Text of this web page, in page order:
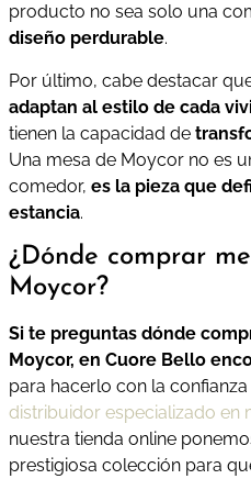
producto no sea solo una
diseño perdurable.
Por último, cabe destacar
adaptan al estilo de cada
tienen la capacidad de
Una mesa de Moycor no es
comedor, es la pieza que
estancia.
¿Dónde comprar
Moycor?
Si te preguntas dónde
Moycor, en Cuore Bello
para hacerlo con la
distribuidor especializado en
nuestra tienda online
prestigiosa colección para